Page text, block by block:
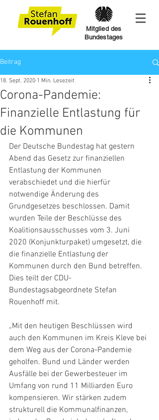
Mitglied des
Bundestages
Beitrag
Corona-Pandemie:
Finanzielle Entlastung für
die Kommunen
18. Sept. 2020 1 Min. Lesezeit
Der Deutsche Bundestag hat gestern
Abend das Gesetz zur finanziellen
Entlastung der Kommunen
verabschiedet und die hierfür
notwendige Änderung des
Grundgesetzes beschlossen. Damit
wurden Teile der Beschlüsse des
Koalitionsausschusses vom 3. Juni
2020 (Konjunkturpaket) umgesetzt, die
die finanzielle Entlastung der
Kommunen durch den Bund betreffen.
Dies teilt der CDU-
Bundestagsabgeordnete Stefan
Rouenhoff mit.
„Mit den heutigen Beschlüssen wird
auch den Kommunen im Kreis Kleve bei
dem Weg aus der Corona-Pandemie
geholfen. Bund und Länder werden
Ausfälle bei der Gewerbesteuer im
Umfang von rund 11 Milliarden Euro
kompensieren. Wir stärken zudem
strukturell die Kommunalfinanzen,